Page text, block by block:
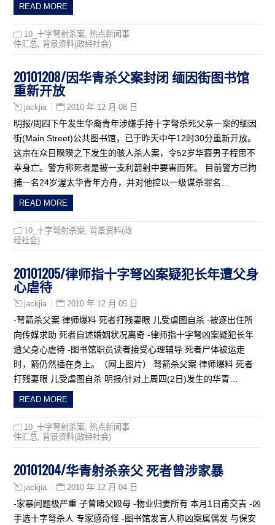
READ MORE
10_十字弩射杀案 ,热点新闻事
件汇总
背景资料(政经社会)
20101208/因华青杀父案封闭 缅因街图书馆
重新开放
jackjia 2010 年 12 月 08 日
明报/周四下午发生华裔青年涉嫌手持十字弩杀死父亲一案的缅因
街(Main Street)公共图书馆，已于昨天中午12时30分重新开放。
这宗在众目睽睽之下发生的骇人杀人案，令52岁华裔男子程思不
幸身亡。警方称死者是被一支利箭射中要害而死。 目前警方已拘
捕一名24岁渥太华青年方舟，并对他控以一级谋杀罪名…
READ MORE
10_十字弩射杀案 背景资料(政
经社会)
20101205/律师指十字弩凶案疑犯长年遭父身
心虐待
jackjia 2010 年 12 月 05 日
-弩箭杀父案 律师爆料 死者打残妻眼 儿受虐图自杀 -被逐出住所
向传媒求助 死者自述婚姻状况离奇 -律师指十字弩凶案疑犯长年
遭父身心虐待 -图书馆职员读者接受心理辅导 死者尸体被运走
时，箭仍然插在身上。（网上图片） 弩箭杀父案 律师爆料 死者
打残妻眼 儿受虐图自杀 明报/针对上周四(2日)发生的华青…
READ MORE
10_十字弩射杀案 ,热点新闻事
件汇总
背景资料(政经社会)
20101204/华青射杀亲父 死者曾涉家暴
jackjia 2010 年 12 月 04 日
-家暴问题极严重 子曾睹父殴母 -物业归妻所有 本月1日甫交吉 -凶
手选十字弩杀人 专家感奇怪 -图书馆发言人称凶案属偶发 与保安